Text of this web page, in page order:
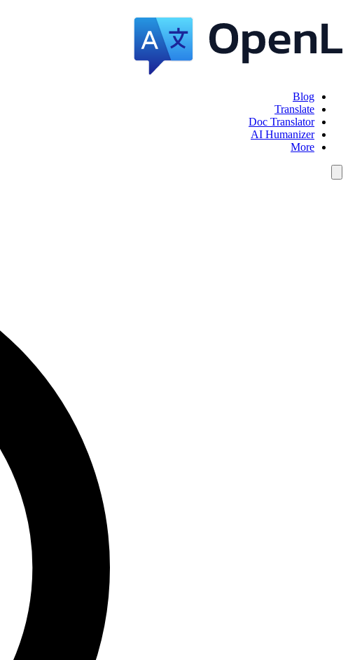
Blog
Translate
Doc Translator
AI Humanizer
More